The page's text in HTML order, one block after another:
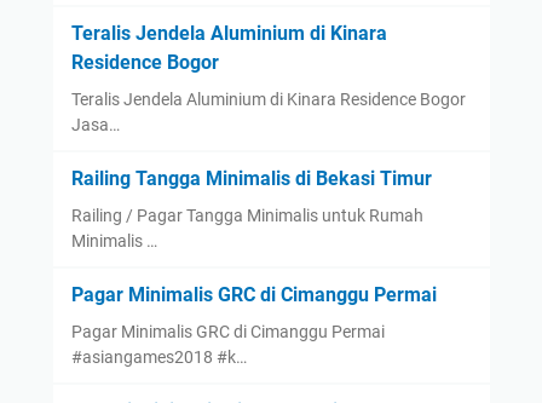
Teralis Jendela Aluminium di Kinara
Residence Bogor
Teralis Jendela Aluminium di Kinara Residence Bogor
Jasa…
Railing Tangga Minimalis di Bekasi Timur
Railing / Pagar Tangga Minimalis untuk Rumah
Minimalis …
Pagar Minimalis GRC di Cimanggu Permai
Pagar Minimalis GRC di Cimanggu Permai
#asiangames2018 #k…